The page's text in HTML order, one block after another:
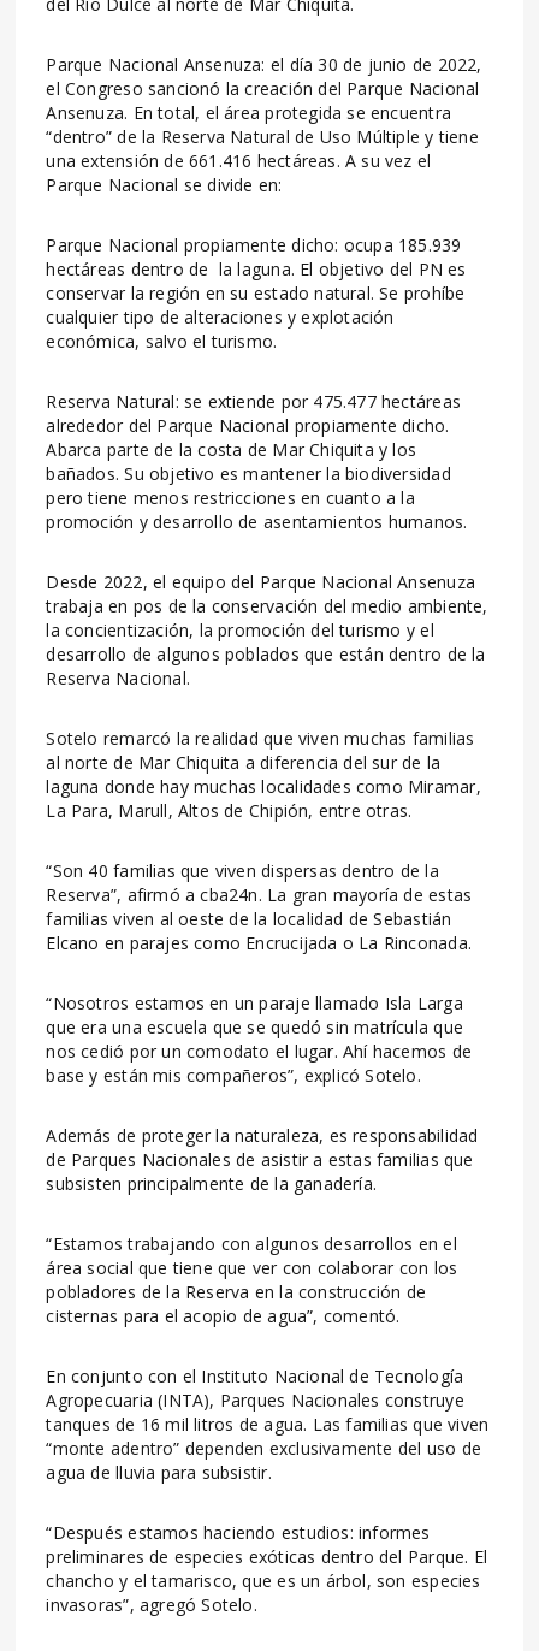
Parque Nacional Ansenuza: el día 30 de junio de 2022,
el Congreso sancionó la creación del Parque Nacional
Ansenuza. En total, el área protegida se encuentra
“dentro” de la Reserva Natural de Uso Múltiple y tiene
una extensión de 661.416 hectáreas. A su vez el
Parque Nacional se divide en:
Parque Nacional propiamente dicho: ocupa 185.939
hectáreas dentro de la laguna. El objetivo del PN es
conservar la región en su estado natural. Se prohíbe
cualquier tipo de alteraciones y explotación
económica, salvo el turismo.
Reserva Natural: se extiende por 475.477 hectáreas
alrededor del Parque Nacional propiamente dicho.
Abarca parte de la costa de Mar Chiquita y los
bañados. Su objetivo es mantener la biodiversidad
pero tiene menos restricciones en cuanto a la
promoción y desarrollo de asentamientos humanos.
Desde 2022, el equipo del Parque Nacional Ansenuza
trabaja en pos de la conservación del medio ambiente,
la concientización, la promoción del turismo y el
desarrollo de algunos poblados que están dentro de la
Reserva Nacional.
Sotelo remarcó la realidad que viven muchas familias
al norte de Mar Chiquita a diferencia del sur de la
laguna donde hay muchas localidades como Miramar,
La Para, Marull, Altos de Chipión, entre otras.
“Son 40 familias que viven dispersas dentro de la
Reserva”, afirmó a cba24n. La gran mayoría de estas
familias viven al oeste de la localidad de Sebastián
Elcano en parajes como Encrucijada o La Rinconada.
“Nosotros estamos en un paraje llamado Isla Larga
que era una escuela que se quedó sin matrícula que
nos cedió por un comodato el lugar. Ahí hacemos de
base y están mis compañeros”, explicó Sotelo.
Además de proteger la naturaleza, es responsabilidad
de Parques Nacionales de asistir a estas familias que
subsisten principalmente de la ganadería.
“Estamos trabajando con algunos desarrollos en el
área social que tiene que ver con colaborar con los
pobladores de la Reserva en la construcción de
cisternas para el acopio de agua”, comentó.
En conjunto con el Instituto Nacional de Tecnología
Agropecuaria (INTA), Parques Nacionales construye
tanques de 16 mil litros de agua. Las familias que viven
“monte adentro” dependen exclusivamente del uso de
agua de lluvia para subsistir.
“Después estamos haciendo estudios: informes
preliminares de especies exóticas dentro del Parque. El
chancho y el tamarisco, que es un árbol, son especies
invasoras”, agregó Sotelo.